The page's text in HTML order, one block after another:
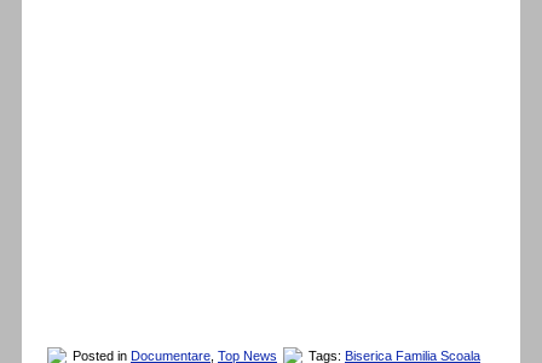
Posted in Documentare Top News Tags: Biserica Familia Scoala